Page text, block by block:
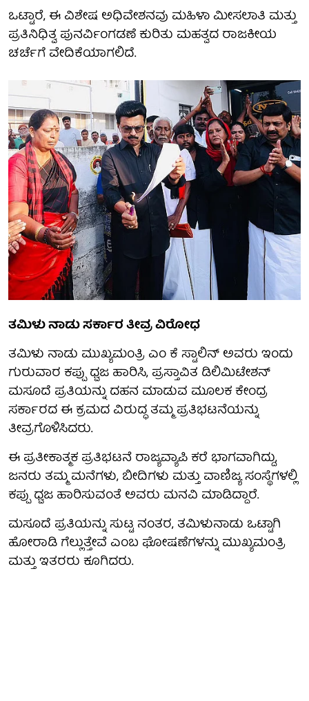
ಒಟ್ಟಾರೆ, ಈ ವಿಶೇಷ ಅಧಿವೇಶನವು ಮಹಿಳಾ ಮೀಸಲಾತಿ ಮತ್ತು
ಪ್ರತಿನಿಧಿತ್ವ ಪುನರ್ವಿಂಗಡಣೆ ಕುರಿತು ಮಹತ್ವದ ರಾಜಕೀಯ
ಚರ್ಚೆಗೆ ವೇದಿಕೆಯಾಗಲಿದೆ.
ತಮಿಳು ನಾಡು ಸರ್ಕಾರ ತೀವ್ರ ವಿರೋಧ
ತಮಿಳು ನಾಡು ಮುಖ್ಯಮಂತ್ರಿ ಎಂ ಕೆ ಸ್ಟಾಲಿನ್ ಅವರು ಇಂದು
ಗುರುವಾರ ಕಪ್ಪು ಧ್ವಜ ಹಾರಿಸಿ, ಪ್ರಸ್ತಾವಿತ ಡಿಲಿಮಿಟೇಶನ್
ಮಸೂದೆ ಪ್ರತಿಯನ್ನು ದಹನ ಮಾಡುವ ಮೂಲಕ ಕೇಂದ್ರ
ಸರ್ಕಾರದ ಈ ಕ್ರಮದ ವಿರುದ್ಧ ತಮ್ಮ ಪ್ರತಿಭಟನೆಯನ್ನು
ತೀವ್ರಗೊಳಿಸಿದರು.
ಈ ಪ್ರತೀಕಾತ್ಮಕ ಪ್ರತಿಭಟನೆ ರಾಜ್ಯವ್ಯಾಪಿ ಕರೆ ಭಾಗವಾಗಿದ್ದು,
ಜನರು ತಮ್ಮ ಮನೆಗಳು, ಬೀದಿಗಳು ಮತ್ತು ವಾಣಿಜ್ಯ ಸಂಸ್ಥೆಗಳಲ್ಲಿ
ಕಪ್ಪು ಧ್ವಜ ಹಾರಿಸುವಂತೆ ಅವರು ಮನವಿ ಮಾಡಿದ್ದಾರೆ.
ಮಸೂದೆ ಪ್ರತಿಯನ್ನು ಸುಟ್ಟ ನಂತರ, ತಮಿಳುನಾಡು ಒಟ್ಟಾಗಿ
ಹೋರಾಡಿ ಗೆಲ್ಲುತ್ತೇವೆ ಎಂಬ ಘೋಷಣೆಗಳನ್ನು ಮುಖ್ಯಮಂತ್ರಿ
ಮತ್ತು ಇತರರು ಕೂಗಿದರು.